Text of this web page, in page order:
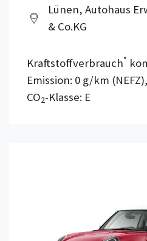
Lünen, Autohaus
& Co.KG
Kraftstoffverbrauch*
Emission: 0 g/km
CO2-Klasse: E